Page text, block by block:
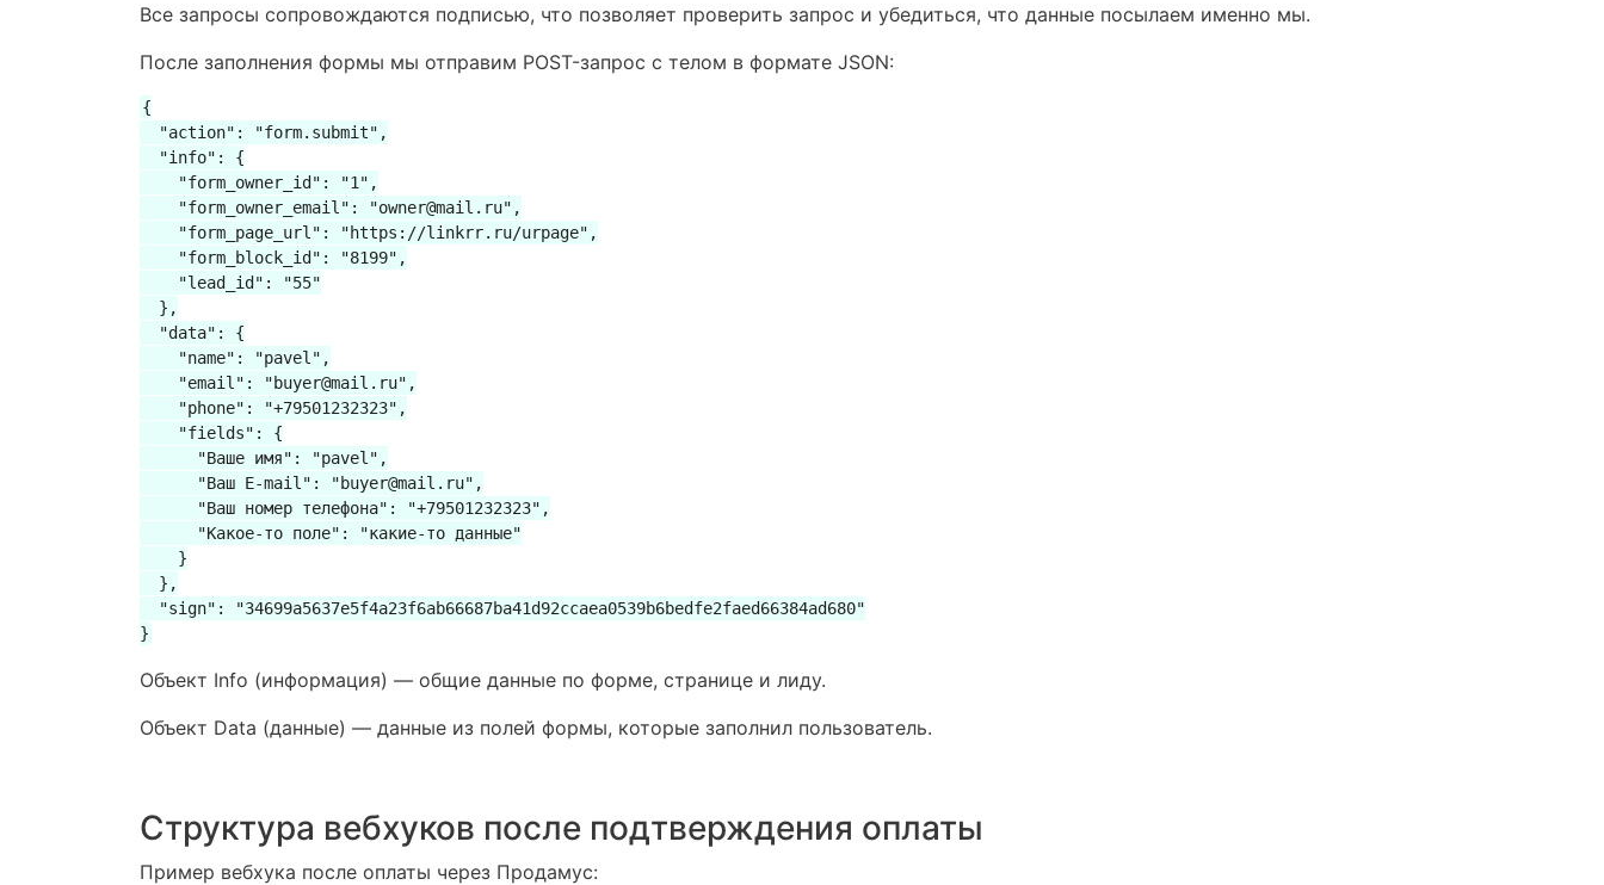
Все запросы сопровождаются подписью, что позволяет проверить запрос и убедиться, что данные посылаем именно мы.
После заполнения формы мы отправим POST-запрос с телом в формате JSON:
{
  "action": "form.submit",
  "info": {
    "form_owner_id": "1",
    "form_owner_email": "owner@mail.ru",
    "form_page_url": "https://linkrr.ru/urpage",
    "form_block_id": "8199",
    "lead_id": "55"
  },
  "data": {
    "name": "pavel",
    "email": "buyer@mail.ru",
    "phone": "+79501232323",
    "fields": {
      "Ваше имя": "pavel",
      "Ваш E-mail": "buyer@mail.ru",
      "Ваш номер телефона": "+79501232323",
      "Какое-то поле": "какие-то данные"
    }
  },
  "sign": "34699a5637e5f4a23f6ab66687ba41d92ccaea0539b6bedfe2faed66384ad680"
}
Объект Info (информация) — общие данные по форме, странице и лиду.
Объект Data (данные) — данные из полей формы, которые заполнил пользователь.
Структура вебхуков после подтверждения оплаты
Пример вебхука после оплаты через Продамус: